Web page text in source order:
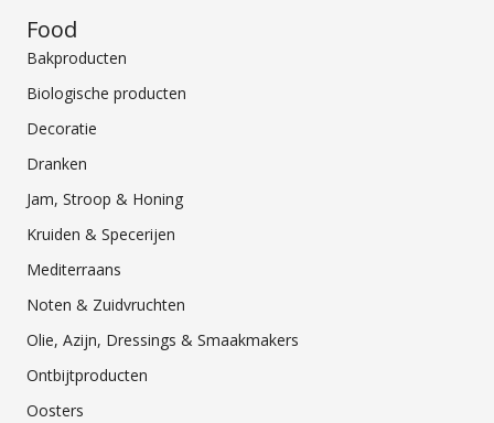
Food
Bakproducten
Biologische producten
Decoratie
Dranken
Jam, Stroop & Honing
Kruiden & Specerijen
Mediterraans
Noten & Zuidvruchten
Olie, Azijn, Dressings & Smaakmakers
Ontbijtproducten
Oosters